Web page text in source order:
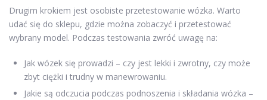
Drugim krokiem jest osobiste przetestowanie wózka. Warto
udać się do sklepu, gdzie można zobaczyć i przetestować
wybrany model. Podczas testowania zwróć uwagę na:
Jak wózek się prowadzi – czy jest lekki i zwrotny, czy może
zbyt ciężki i trudny w manewrowaniu.
Jakie są odczucia podczas podnoszenia i składania wózka –